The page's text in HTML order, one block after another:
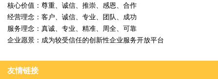
核心价值：尊重、诚信、推崇、感恩、合作
经营理念：客户、诚信、专业、团队、成功
服务理念：真诚、专业、精准、周全、可靠
企业愿景：成为较受信任的创新性企业服务开放平台
友情链接